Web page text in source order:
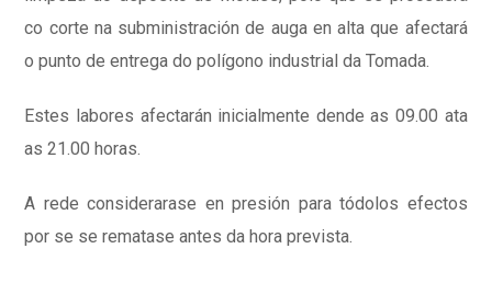
co corte na subministración de auga en alta que afectará
o punto de entrega do polígono industrial da Tomada.
Estes labores afectarán inicialmente dende as 09.00 ata
as 21.00 horas.
A rede considerarase en presión para tódolos efectos
por se se rematase antes da hora prevista.